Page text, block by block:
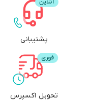
پشتیبانی
تحویل اکسپرس